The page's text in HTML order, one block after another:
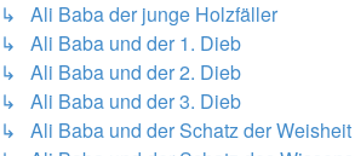
↳ Ali Baba der junge Holzfäller
↳ Ali Baba und der 1. Dieb
↳ Ali Baba und der 2. Dieb
↳ Ali Baba und der 3. Dieb
↳ Ali Baba und der Schatz der Weisheit